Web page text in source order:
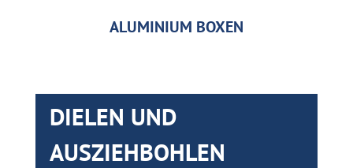
ALUMINIUM BOXEN
DIELEN UND
AUSZIEHBOHLEN